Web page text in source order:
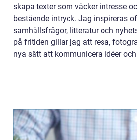
skapa texter som väcker intresse
bestående intryck. Jag inspireras
samhällsfrågor, litteratur och
på fritiden gillar jag att resa,
nya sätt att kommunicera idéer